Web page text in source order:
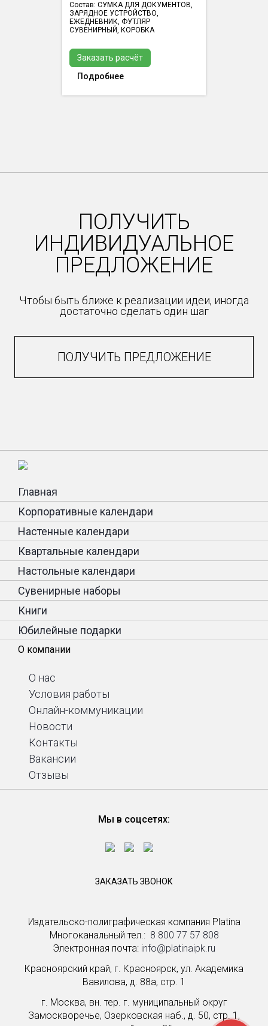
Состав: СУМКА ДЛЯ ДОКУМЕНТОВ,
ЗАРЯДНОЕ УСТРОЙСТВО,
ЕЖЕДНЕВНИК, ФУТЛЯР
СУВЕНИРНЫЙ, КОРОБКА
Заказать расчёт
Подробнее
ПОЛУЧИТЬ
ИНДИВИДУАЛЬНОЕ
ПРЕДЛОЖЕНИЕ
Чтобы быть ближе к реализации идеи, иногда
достаточно сделать один шаг
ПОЛУЧИТЬ ПРЕДЛОЖЕНИЕ
Издательско-полиграфическая компания Platina
Многоканальный тел.: ­ 8 800 77 57 808
Электронная почта: info@platinaipk.ru
Красноярский край, г. Красноярск, ул. Академика
Вавилова, д. 88а, стр. 1
г. Москва, вн. тер. г. муниципальный округ
Замоскворечье, Озерковская наб., д. 50, стр. 1,
Главная
Корпоративные календари
Настенные календари
Квартальные календари
Настольные календари
Сувенирные наборы
Книги
Юбилейные подарки
О компании
О нас
Условия работы
Онлайн-коммуникации
Новости
Контакты
Вакансии
Отзывы
Мы в соцсетях:
ЗАКАЗАТЬ ЗВОНОК